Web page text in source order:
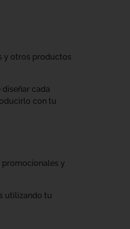
y otros productos
cada
con tu
promocionales y
utilizando tu